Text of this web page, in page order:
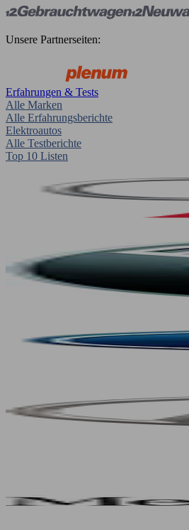
Unsere Partnerseiten:
Erfahrungen & Tests
Alle Marken
Alle Erfahrungsberichte
Elektroautos
Alle Testberichte
Top 10 Listen